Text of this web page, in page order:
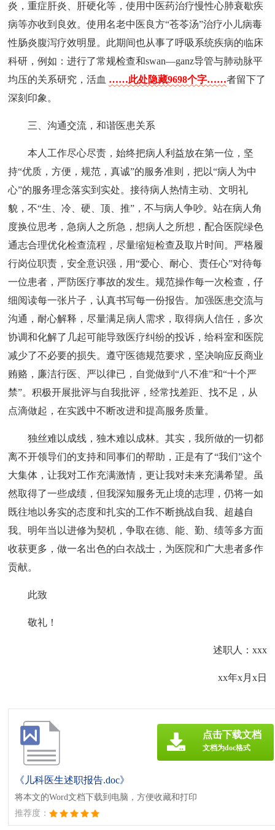
炎，重症肝炎、肝硬化等，使用中医药治疗慢性心肺衰歇疾
病等亦收到良效。使用名老中医良方“苍苓汤”治疗小儿病毒
性肠炎腹泻疗效明显。此期间也从事了呼吸系统疾病的临床
科研，例如：进行了常规检查和swan—ganz导管与肺动脉平
均压的关系研究，活血 ……此处隐藏9698个字……者留下了
深刻印象。
三、沟通交流，和谐医患关系
本人工作尽心尽责，始终把病人利益放在第一位，坚
持“优质，方便，规范，真诚”的服务准则，把以“病人为中
心”的服务理念落实到实处。接待病人热情主动、文明礼
貌，不“生、冷、硬、顶、推”，不与病人争吵。站在病人角
度换位思考，急病人之所急，想病人之所想，配合医院绿色
通志合理优化检查流程，尽量缩短检查及取片时间。严格履
行岗位职责，安全意识强，用“爱心、耐心、责任心”对待每
一位患者，严防医疗事故的发生。规范操作每一次检查，仔
细阅读每一张片子，认真书写每一份报告。加强医患交流与
沟通，耐心解释，尽量满足病人需求，取得病人信任，多次
协调和化解了几起可能导致医疗纠纷的投诉，给科室和医院
减少了不必要的损失。遵守医德规范要求，坚决响应反商业
贿赂，廉洁行医、严以律已，自觉做到“八不准”和“十个严
禁”。积极开展批评与自我批评，经常找差距、找不足，从
点滴做起，在实践中不断改进和提高服务质量。
独丝难以成线，独木难以成林。其实，我所做的一切都
离不开领导们的支持和同事们的帮助，正是有了“我们”这个
大集体，让我对工作充满激情，更让我对未来充满希望。虽
然取得了一些成绩，但我深知服务无止境的志理，仍将一如
既往地以务实的态度和扎实的工作不断挑战自我、超越自
我。明年当以进修为契机，争取在德、能、勤、绩等多方面
收获更多，做一名出色的白衣战士，为医院和广大患者多作
贡献。
此致
敬礼！
述职人：xxx
xx年x月x日
《儿科医生述职报告.doc》
将本文的Word文档下载到电脑，方便收藏和打印
推荐度：
点击下载文档
文档为doc格式